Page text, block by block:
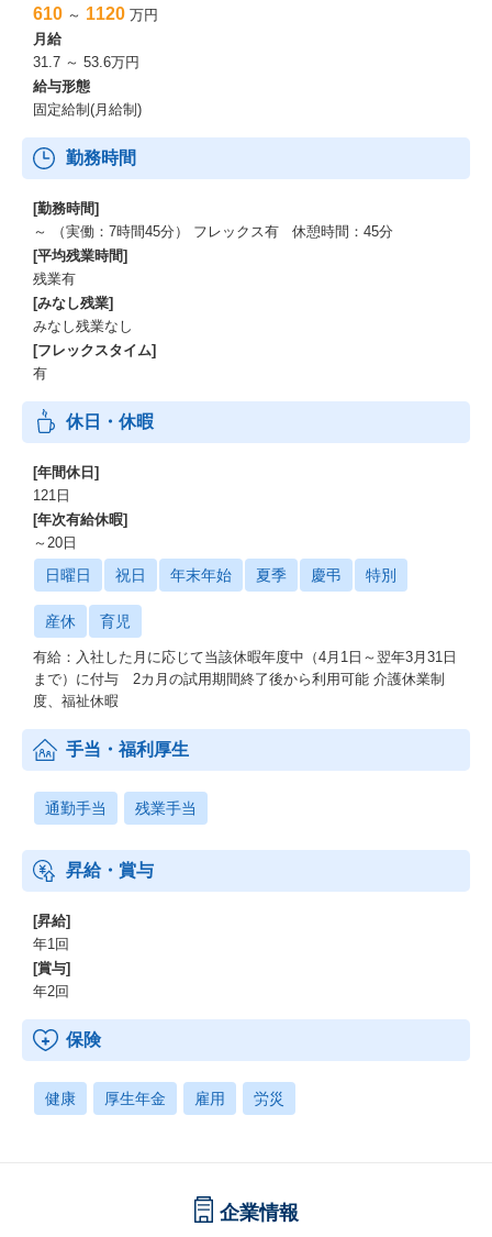
610 ～ 1120 万円
月給
31.7 ～ 53.6万円
給与形態
固定給制(月給制)
勤務時間
[勤務時間]
～ （実働：7時間45分） フレックス有 休憩時間：45分
[平均残業時間]
残業有
[みなし残業]
みなし残業なし
[フレックスタイム]
有
休日・休暇
[年間休日]
121日
[年次有給休暇]
～20日
日曜日 祝日 年末年始 夏季 慶弔 特別
産休 育児
有給：入社した月に応じて当該休暇年度中（4月1日～翌年3月31日
まで）に付与 2カ月の試用期間終了後から利用可能 介護休業制
度、福祉休暇
手当・福利厚生
通勤手当 残業手当
昇給・賞与
[昇給]
年1回
[賞与]
年2回
保険
健康 厚生年金 雇用 労災
企業情報